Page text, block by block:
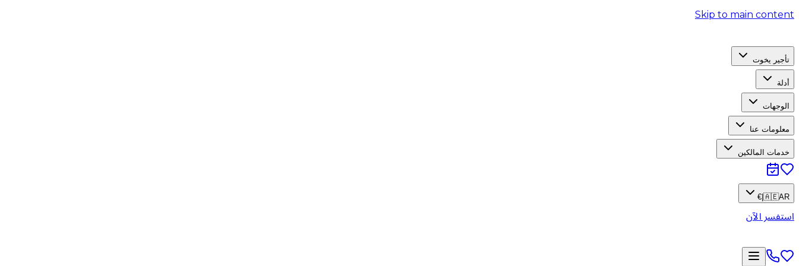
Skip to main content
تأجير يخوت
أدلة
الوجهات
معلومات عنا
خدمات المالكين
🇦🇪AR
€
استفسر الآن